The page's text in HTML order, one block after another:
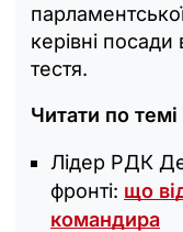
керівні посади
тестя.
Читати по темі
Лідер РДК
фронті: що
командира